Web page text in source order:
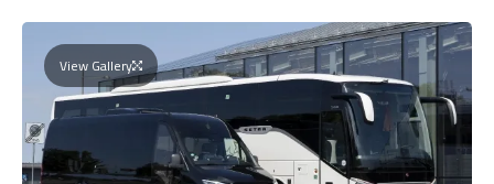
View Gallery